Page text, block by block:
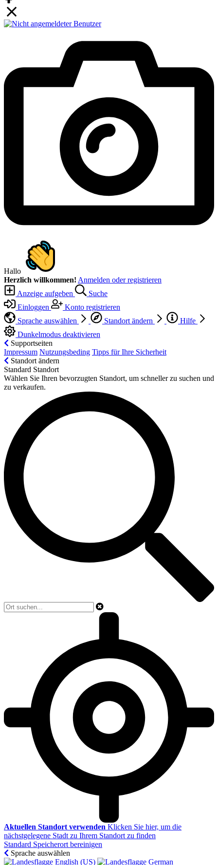
Hallo
Herzlich willkommen! Anmelden oder registrieren
Anzeige aufgeben
Suche
Einloggen
Konto registrieren
Sprache auswählen
Standort ändern
Hilfe
Dunkelmodus deaktivieren
Supportseiten
Impressum Nutzungsbeding Tipps für Ihre Sicherheit
Standort ändern
Standard Standort
Wählen Sie Ihren bevorzugten Standort, um schneller zu suchen und
zu verkaufen.
Aktuellen Standort verwenden Klicken Sie hier, um die
nächstgelegene Stadt zu Ihrem Standort zu finden
Standard Speicherort bereinigen
Sprache auswählen
English (US)‎
German‎